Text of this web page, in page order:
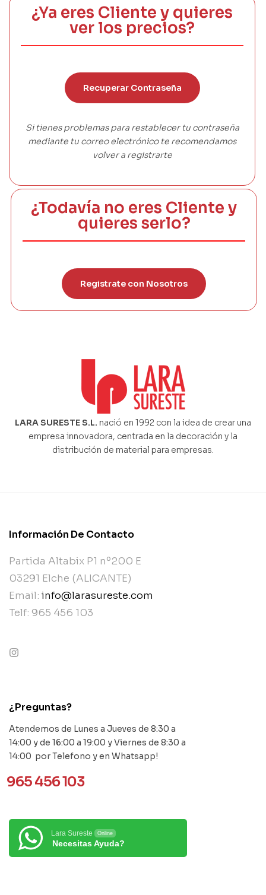
¿Ya eres Cliente y quieres
ver los precios?
Recuperar Contraseña
Si tienes problemas para restablecer tu contraseña
mediante tu correo electrónico te recomendamos
volver a registrarte
¿Todavía no eres Cliente y
quieres serlo?
Registrate con Nosotros
LARA SURESTE S.L. nació en 1992 con la idea de crear una
empresa innovadora, centrada en la decoración y la
distribución de material para empresas.
Información De Contacto
Partida Altabix P1 nº200 E
03291 Elche (ALICANTE)
Email: info@larasureste.com
Telf: 965 456 103
¿Preguntas?
Atendemos de Lunes a Jueves de 8:30 a
14:00 y de 16:00 a 19:00 y Viernes de 8:30 a
14:00 por Telefono y en Whatsapp!
965 456 103
Lara Sureste Online
Necesitas Ayuda?